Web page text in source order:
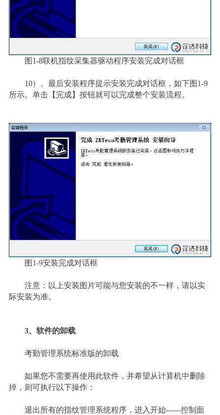
图1-8联机指纹采集器驱动程序安装完成对话框
10）
、最后安装程序提示安装完成对话框，如下图1-9
所示。单击【完成】按钮就可以完成整个安装流程。
图1-9安装完成对话框
注意：以上安装图片可能与您安装的不一样，请以实
际安装为准。
3、软件的卸载
考勤管理系统标准版的卸载
如果您不需要再使用此软件，并希望从计算机中删除
掉，则可执行以下操作：
退出所有的指纹管理系统程序，进入开始------控制面